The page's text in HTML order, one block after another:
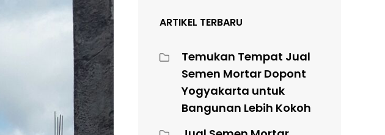
ARTIKEL TERBARU
Temukan Tempat Jual
Semen Mortar Dopont
Yogyakarta untuk
Bangunan Lebih Kokoh